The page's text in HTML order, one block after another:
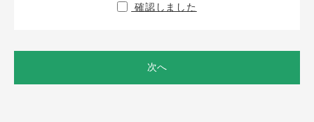
確認しました
次へ